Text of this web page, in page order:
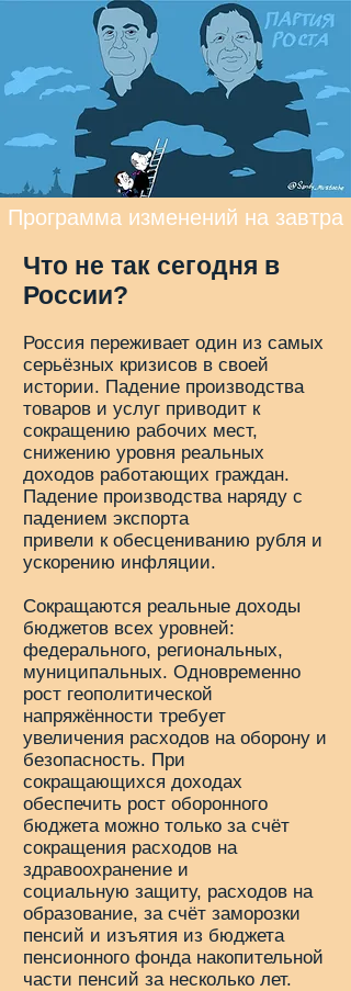
Программа изменений на завтра
Что не так сегодня в
России?
Россия переживает один из самых
серьёзных кризисов в своей
истории. Падение производства
товаров и услуг приводит к
сокращению рабочих мест,
снижению уровня реальных
доходов работающих граждан.
Падение производства наряду с
падением экспорта
привели к обесцениванию рубля и
ускорению инфляции.
Сокращаются реальные доходы
бюджетов всех уровней:
федерального, региональных,
муниципальных. Одновременно
рост геополитической
напряжённости требует
увеличения расходов на оборону и
безопасность. При
сокращающихся доходах
обеспечить рост оборонного
бюджета можно только за счёт
сокращения расходов на
здравоохранение и
социальную защиту, расходов на
образование, за счёт заморозки
пенсий и изъятия из бюджета
пенсионного фонда накопительной
части пенсий за несколько лет.